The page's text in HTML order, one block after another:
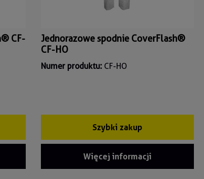
CF-
Jednorazowe spodnie CoverFlash®
CF-HO
Numer produktu: CF-HO
Szybki zakup
Więcej informacji